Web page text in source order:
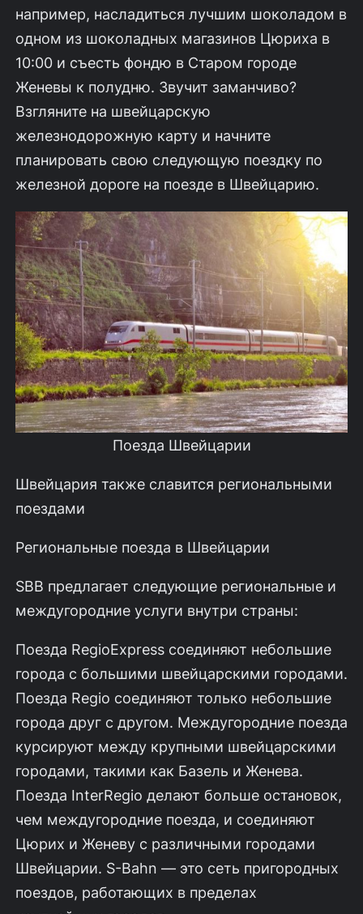
например, насладиться лучшим шоколадом в
одном из шоколадных магазинов Цюриха в
10:00 и съесть фондю в Старом городе
Женевы к полудню. Звучит заманчиво?
Взгляните на швейцарскую
железнодорожную карту и начните
планировать свою следующую поездку по
железной дороге на поезде в Швейцарию.
Поезда Швейцарии
Швейцария также славится региональными
поездами
Региональные поезда в Швейцарии
SBB предлагает следующие региональные и
междугородние услуги внутри страны:
Поезда RegioExpress соединяют небольшие
города с большими швейцарскими городами.
Поезда Regio соединяют только небольшие
города друг с другом. Междугородние поезда
курсируют между крупными швейцарскими
городами, такими как Базель и Женева.
Поезда InterRegio делают больше остановок,
чем междугородние поезда, и соединяют
Цюрих и Женеву с различными городами
Швейцарии. S-Bahn — это сеть пригородных
поездов, работающих в пределах